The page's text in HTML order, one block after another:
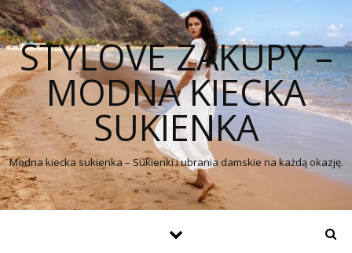
STYLOVE ZAKUPY –
MODNA KIECKA
SUKIENKA
Modna kiecka sukienka – Sukienki i ubrania damskie na każdą okazję.